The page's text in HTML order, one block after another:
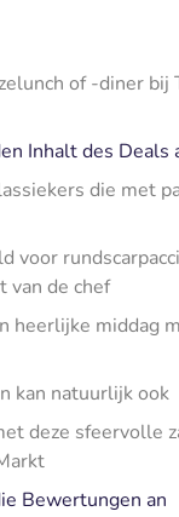
of -diner bij
Inhalt des Deals
die met
voor
van de chef
heerlijke middag
kan natuurlijk ook
deze sfeervolle
Bewertungen an